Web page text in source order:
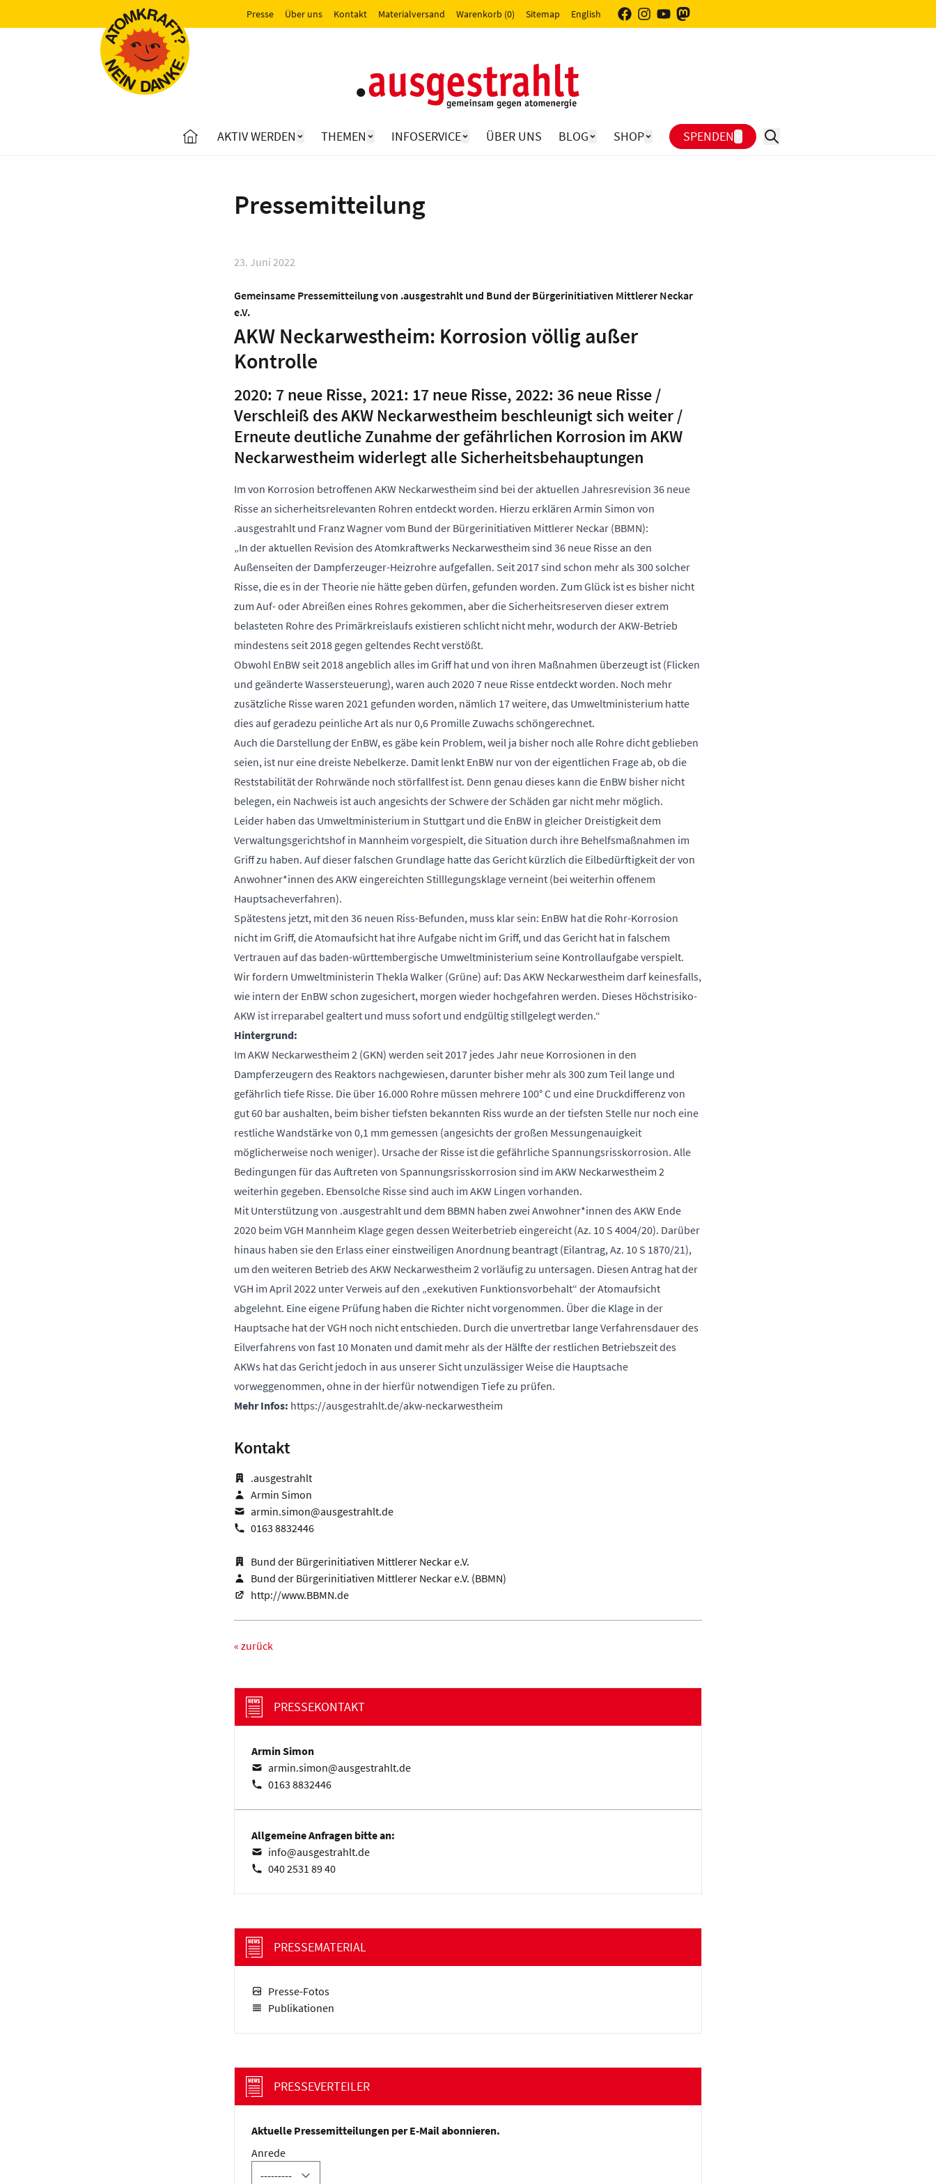
Presse Über uns Kontakt Materialversand Warenkorb (0) Sitemap English
AKTIV WERDEN THEMEN INFOSERVICE ÜBER UNS BLOG SHOP SPENDEN
Pressemitteilung
23. Juni 2022
Gemeinsame Pressemitteilung von .ausgestrahlt und Bund der Bürgerinitiativen Mittlerer Neckar
e.V.
AKW Neckarwestheim: Korrosion völlig außer
Kontrolle
2020: 7 neue Risse, 2021: 17 neue Risse, 2022: 36 neue Risse /
Verschleiß des AKW Neckarwestheim beschleunigt sich weiter /
Erneute deutliche Zunahme der gefährlichen Korrosion im AKW
Neckarwestheim widerlegt alle Sicherheitsbehauptungen
Im von Korrosion betroffenen AKW Neckarwestheim sind bei der aktuellen Jahresrevision 36 neue
Risse an sicherheitsrelevanten Rohren entdeckt worden. Hierzu erklären Armin Simon von
.ausgestrahlt und Franz Wagner vom Bund der Bürgerinitiativen Mittlerer Neckar (BBMN):
„In der aktuellen Revision des Atomkraftwerks Neckarwestheim sind 36 neue Risse an den
Außenseiten der Dampferzeuger-Heizrohre aufgefallen. Seit 2017 sind schon mehr als 300 solcher
Risse, die es in der Theorie nie hätte geben dürfen, gefunden worden. Zum Glück ist es bisher nicht
zum Auf- oder Abreißen eines Rohres gekommen, aber die Sicherheitsreserven dieser extrem
belasteten Rohre des Primärkreislaufs existieren schlicht nicht mehr, wodurch der AKW-Betrieb
mindestens seit 2018 gegen geltendes Recht verstößt.
Obwohl EnBW seit 2018 angeblich alles im Griff hat und von ihren Maßnahmen überzeugt ist (Flicken
und geänderte Wassersteuerung), waren auch 2020 7 neue Risse entdeckt worden. Noch mehr
zusätzliche Risse waren 2021 gefunden worden, nämlich 17 weitere, das Umweltministerium hatte
dies auf geradezu peinliche Art als nur 0,6 Promille Zuwachs schöngerechnet.
Auch die Darstellung der EnBW, es gäbe kein Problem, weil ja bisher noch alle Rohre dicht geblieben
seien, ist nur eine dreiste Nebelkerze. Damit lenkt EnBW nur von der eigentlichen Frage ab, ob die
Reststabilität der Rohrwände noch störfallfest ist. Denn genau dieses kann die EnBW bisher nicht
belegen, ein Nachweis ist auch angesichts der Schwere der Schäden gar nicht mehr möglich.
Leider haben das Umweltministerium in Stuttgart und die EnBW in gleicher Dreistigkeit dem
Verwaltungsgerichtshof in Mannheim vorgespielt, die Situation durch ihre Behelfs­maßnahmen im
Griff zu haben. Auf dieser falschen Grundlage hatte das Gericht kürzlich die Eilbedürftigkeit der von
Anwohner*innen des AKW eingereichten Stilllegungsklage verneint (bei weiterhin offenem
Hauptsache­verfahren).
Spätestens jetzt, mit den 36 neuen Riss-Befunden, muss klar sein: EnBW hat die Rohr-Korrosion
nicht im Griff, die Atomaufsicht hat ihre Aufgabe nicht im Griff, und das Gericht hat in falschem
Vertrauen auf das baden-württembergische Umweltministerium seine Kontrollaufgabe verspielt.
Wir fordern Umweltministerin Thekla Walker (Grüne) auf: Das AKW Neckarwestheim darf keinesfalls,
wie intern der EnBW schon zugesichert, morgen wieder hochgefahren werden. Dieses Höchstrisiko-
AKW ist irreparabel gealtert und muss sofort und endgültig stillgelegt werden.“
Hintergrund:
Im AKW Neckarwestheim 2 (GKN) werden seit 2017 jedes Jahr neue Korrosionen in den
Dampferzeugern des Reaktors nachgewiesen, darunter bisher mehr als 300 zum Teil lange und
gefährlich tiefe Risse. Die über 16.000 Rohre müssen mehrere 100° C und eine Druckdifferenz von
gut 60 bar aushalten, beim bisher tiefsten bekannten Riss wurde an der tiefsten Stelle nur noch eine
restliche Wandstärke von 0,1 mm gemessen (angesichts der großen Messungenauigkeit
möglicherweise noch weniger). Ursache der Risse ist die gefährliche Spannungsrisskorrosion. Alle
Bedingungen für das Auftreten von Spannungsrisskorrosion sind im AKW Neckarwestheim 2
weiterhin gegeben. Ebensolche Risse sind auch im AKW Lingen vorhanden.
Mit Unterstützung von .ausgestrahlt und dem BBMN haben zwei Anwohner*innen des AKW Ende
2020 beim VGH Mannheim Klage gegen dessen Weiterbetrieb eingereicht (Az. 10 S 4004/20). Darüber
hinaus haben sie den Erlass einer einstweiligen Anordnung beantragt (Eilantrag, Az. 10 S 1870/21),
um den weiteren Betrieb des AKW Neckarwestheim 2 vorläufig zu untersagen. Diesen Antrag hat der
VGH im April 2022 unter Verweis auf den „exekutiven Funktionsvorbehalt“ der Atomaufsicht
abgelehnt. Eine eigene Prüfung haben die Richter nicht vorgenommen. Über die Klage in der
Hauptsache hat der VGH noch nicht entschieden. Durch die unvertretbar lange Verfahrensdauer des
Eilverfahrens von fast 10 Monaten und damit mehr als der Hälfte der restlichen Betriebszeit des
AKWs hat das Gericht jedoch in aus unserer Sicht unzulässiger Weise die Hauptsache
vorweggenommen, ohne in der hierfür notwendigen Tiefe zu prüfen.
Mehr Infos: https://ausgestrahlt.de/akw-neckarwestheim
Kontakt
.ausgestrahlt
Armin Simon
armin.simon@ausgestrahlt.de
0163 8832446
Bund der Bürgerinitiativen Mittlerer Neckar e.V.
Bund der Bürgerinitiativen Mittlerer Neckar e.V. (BBMN)
http://www.BBMN.de
« zurück
PRESSEKONTAKT
Armin Simon
armin.simon@ausgestrahlt.de
0163 8832446
Allgemeine Anfragen bitte an:
info@ausgestrahlt.de
040 2531 89 40
PRESSEMATERIAL
Presse-Fotos
Publikationen
PRESSEVERTEILER
Aktuelle Pressemitteilungen per E-Mail abonnieren.
Anrede